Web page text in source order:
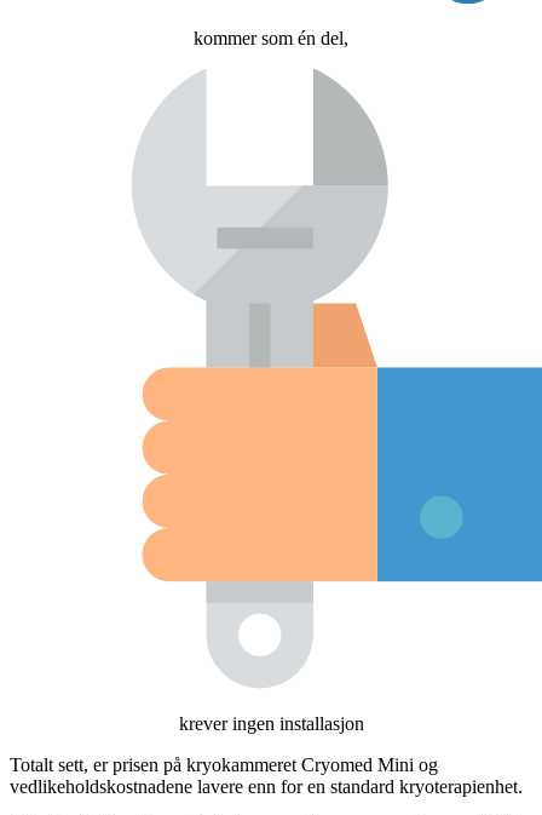
kommer som én del,
krever ingen installasjon
Totalt sett, er prisen på kryokammeret Cryomed Mini og
vedlikeholdskostnadene lavere enn for en standard kryoterapienhet.